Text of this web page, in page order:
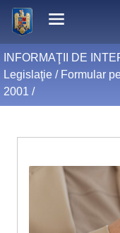
INFORMAŢII DE
Legislaţie/ Formular
2001 /